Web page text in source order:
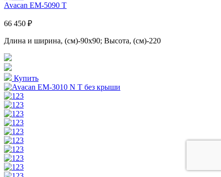
Avacan EM-5090 T
66 450 ₽
Длина и ширина, (см)-90x90; Высота, (см)-220
Купить